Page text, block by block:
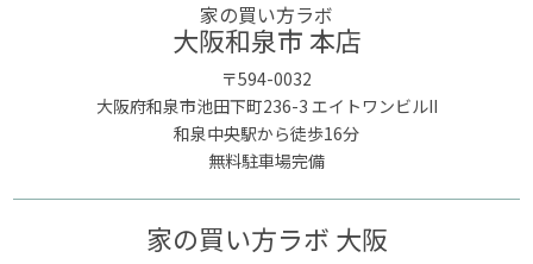
家の買い方ラボ
大阪和泉市 本店
〒594-0032
大阪府和泉市池田下町236-3 エイトワンビルII
和泉中央駅から徒歩16分
無料駐車場完備
家の買い方ラボ 大阪